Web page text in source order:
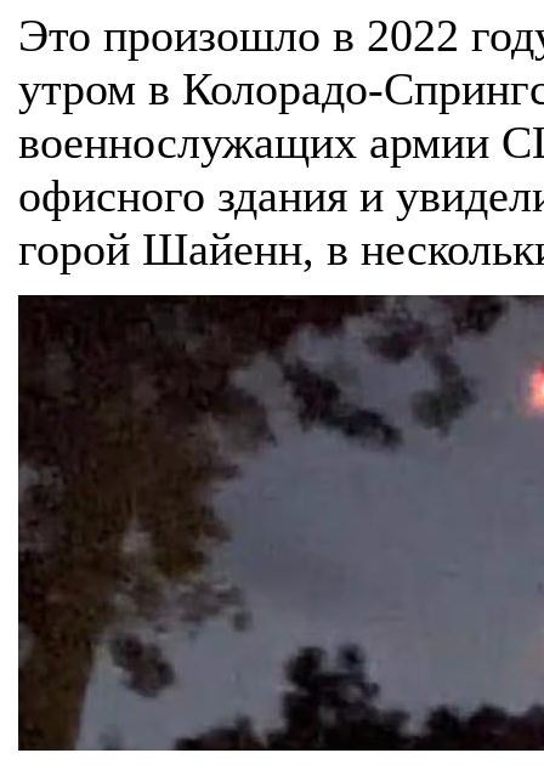
Это произошло в 2022
утром в Колорадо-
военнослужащих армии
офисного здания и
горой Шайенн, в